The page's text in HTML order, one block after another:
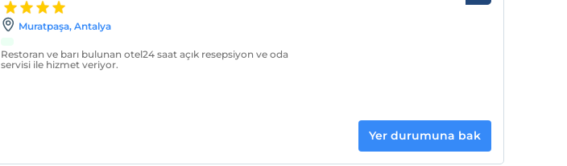
Muratpaşa, Antalya
Restoran ve barı bulunan otel24 saat açık resepsiyon ve oda
servisi ile hizmet veriyor.
Yer durumuna bak